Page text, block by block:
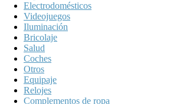
Electrodomésticos
Videojuegos
Iluminación
Bricolaje
Salud
Coches
Otros
Equipaje
Relojes
Complementos de ropa